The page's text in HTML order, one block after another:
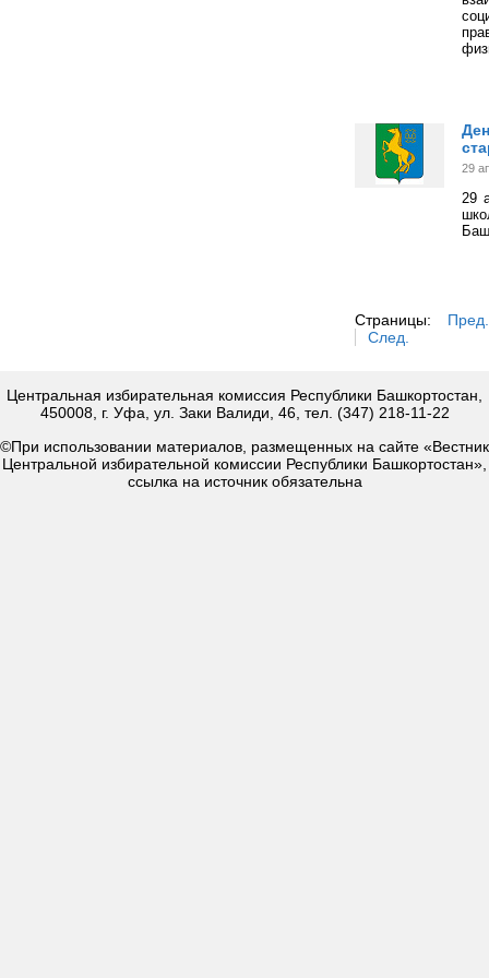
29
29
Страницы:
Пред.
След.
Центральная избирательная комиссия Республики Башкортостан,
450008, г. Уфа, ул. Заки Валиди, 46, тел. (347) 218-11-22
©При использовании материалов, размещенных на сайте «Вестник
Центральной избирательной комиссии Республики Башкортостан»,
ссылка на источник обязательна